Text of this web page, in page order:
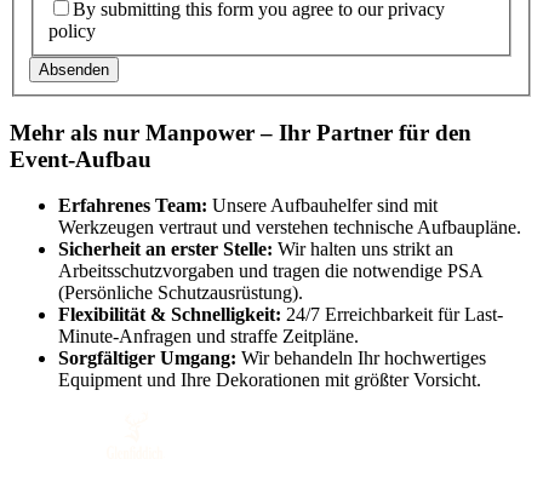
By submitting this form you agree to our privacy
policy
Absenden
Mehr als nur Manpower – Ihr Partner für den
Event-Aufbau
Erfahrenes Team: Unsere Aufbauhelfer sind mit
Werkzeugen vertraut und verstehen technische Aufbaupläne.
Sicherheit an erster Stelle: Wir halten uns strikt an
Arbeitsschutzvorgaben und tragen die notwendige PSA
(Persönliche Schutzausrüstung).
Flexibilität & Schnelligkeit: 24/7 Erreichbarkeit für Last-
Minute-Anfragen und straffe Zeitpläne.
Sorgfältiger Umgang: Wir behandeln Ihr hochwertiges
Equipment und Ihre Dekorationen mit größter Vorsicht.